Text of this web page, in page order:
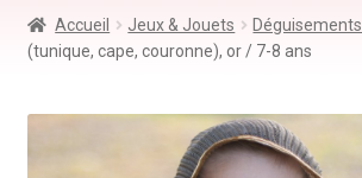
Jeux & Jouets
Accueil Jeux & Jouets Déguisements
(tunique, cape, couronne), or / 7-8 ans